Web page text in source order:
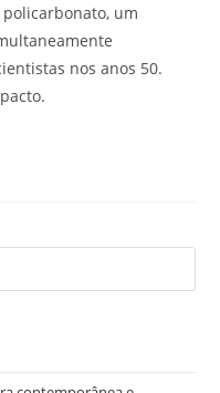
um
nos anos 50.